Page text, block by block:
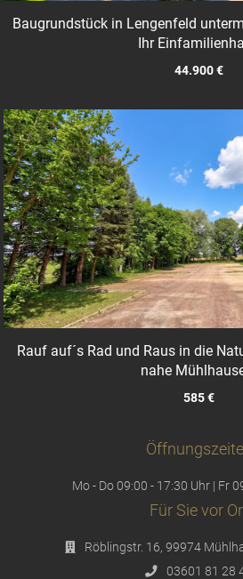
Baugrundstück in Lengenfeld
Ihr
44.900 €
Rauf auf´s Rad und Raus in die
nahe
585 €
Mo - Do 09:00 - 17:30 Uhr | Fr
Für Sie vor
Röblingstr. 16, 99974
03601 81 28